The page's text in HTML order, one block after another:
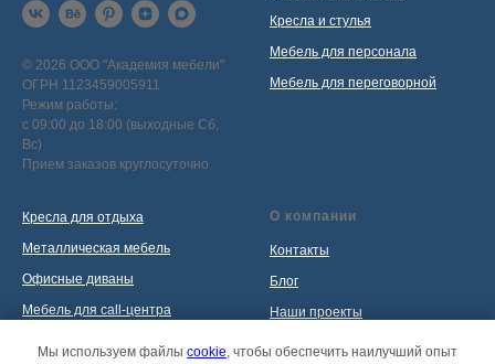
Мы используем файлы cookie, чтобы обеспечить наилучший опыт
© 2026 ООО "Академия мебели"
ОГРН 1123459005911
Режим работы:
с 09:00 до 18:00 (выходные Сб,
Вс)
Прием заказов круглосуточно
Кресла и стулья
Мебель для персонала
Мебель для переговорной
Кресла для отдыха
Металлическая мебель
Офисные диваны
Мебель для call-центра
О компании
Контакты
Блог
Наши проекты
Политика обработки